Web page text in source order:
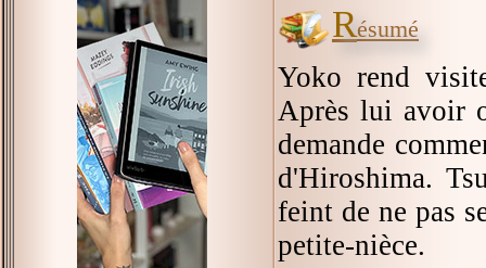
Résumé
Yoko rend
Après lui avoir
demande
d'Hiroshima.
feint de ne pas
petite-nièce.